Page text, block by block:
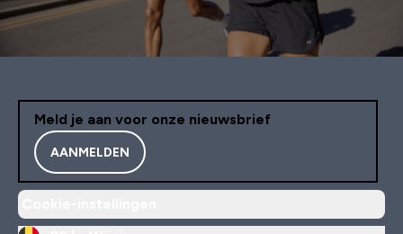
Meld je aan voor onze nieuwsbrief
AANMELDEN